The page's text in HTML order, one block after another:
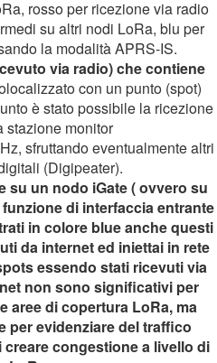
rosso per ricezione via radio
su altri nodi LoRa, blu per
la modalità APRS-IS.
via radio) che contiene
con un punto (spot)
è stato possibile la ricezione
stazione monitor
sfruttando eventualmente altri
(Digipeater).
su un nodo iGate ( ovvero su
di interfaccia entrante
in colore blue anche questi
da internet ed iniettai in rete
essendo stati ricevuti via
non sono significativi per
aree di copertura LoRa, ma
per evidenziare del traffico
congestione a livello di